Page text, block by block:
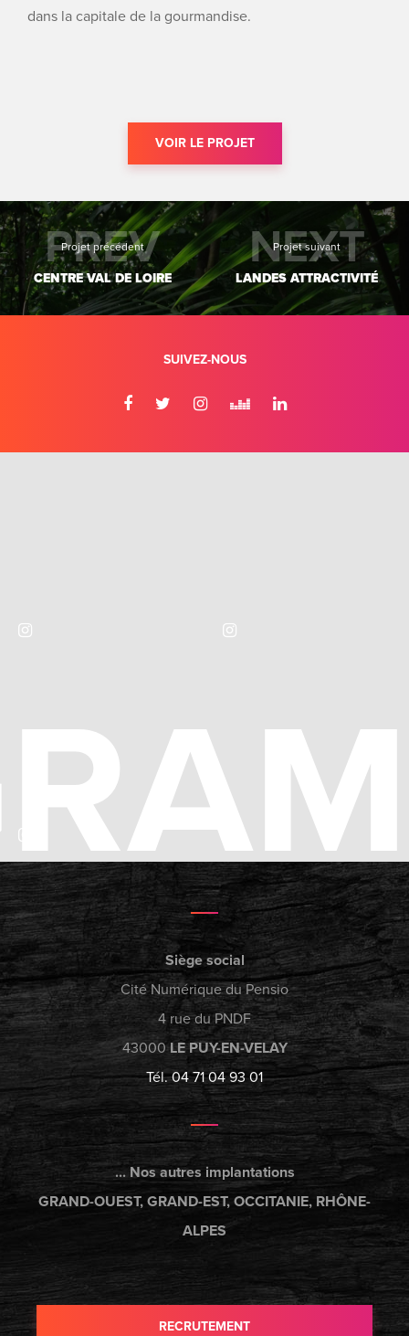
dans la capitale de la gourmandise.
VOIR LE PROJET
PREV
Projet précédent
CENTRE VAL DE LOIRE
NEXT
Projet suivant
LANDES ATTRACTIVITÉ
SUIVEZ-NOUS
Siège social
Cité Numérique du Pensio
4 rue du PNDF
43000 LE PUY-EN-VELAY
Tél. 04 71 04 93 01
... Nos autres implantations
GRAND-OUEST, GRAND-EST, OCCITANIE, RHÔNE-
ALPES
RECRUTEMENT